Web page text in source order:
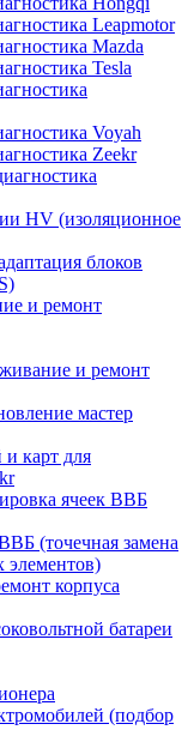
Leapmotor
Mazda
Tesla
Voyah
Zeekr
HV (изоляционное
блоков
и ремонт
и ремонт
мастер
карт для
ячеек ВВБ
(точечная замена
элементов)
корпуса
батареи
(подбор